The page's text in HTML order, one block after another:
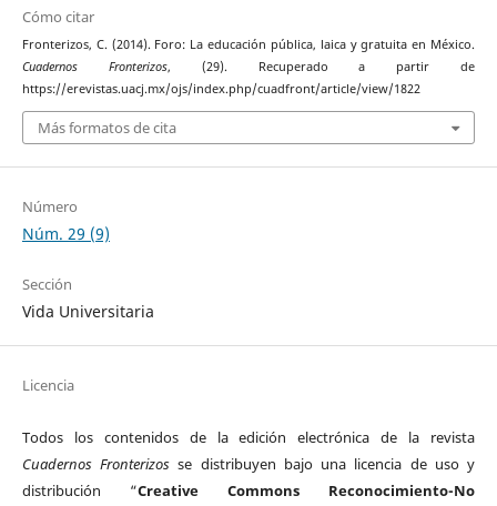
Cómo citar
Fronterizos, C. (2014). Foro: La educación pública, laica y gratuita en México.
Cuadernos Fronterizos, (29). Recuperado a partir de
https://erevistas.uacj.mx/ojs/index.php/cuadfront/article/view/1822
Más formatos de cita
Número
Núm. 29 (9)
Sección
Vida Universitaria
Licencia
Todos los contenidos de la edición electrónica de la revista
Cuadernos Fronterizos se distribuyen bajo una licencia de uso y
distribución “Creative Commons Reconocimiento-No